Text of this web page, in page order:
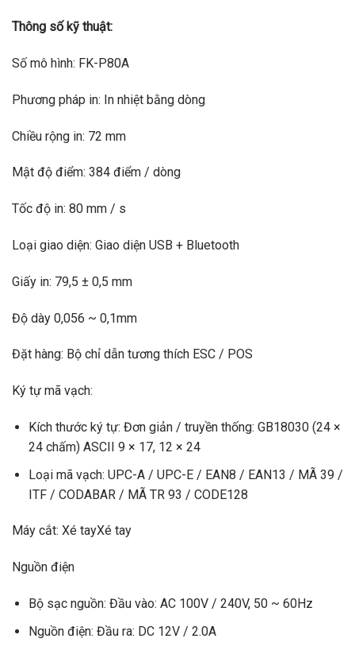
Thông số kỹ thuật:
Số mô hình: FK-P80A
Phương pháp in: In nhiệt bằng dòng
Chiều rộng in: 72 mm
Mật độ điểm: 384 điểm / dòng
Tốc độ in: 80 mm / s
Loại giao diện: Giao diện USB + Bluetooth
Giấy in: 79,5 ± 0,5 mm
Độ dày 0,056 ~ 0,1mm
Đặt hàng: Bộ chỉ dẫn tương thích ESC / POS
Ký tự mã vạch:
Kích thước ký tự: Đơn giản / truyền thống: GB18030 (24 ×
24 chấm) ASCII 9 × 17, 12 × 24
Loại mã vạch: UPC-A / UPC-E / EAN8 / EAN13 / MÃ 39 /
ITF / CODABAR / MÃ TR 93 / CODE128
Máy cắt: Xé tayXé tay
Nguồn điện
Bộ sạc nguồn: Đầu vào: AC 100V / 240V, 50 ~ 60Hz
Nguồn điện: Đầu ra: DC 12V / 2.0A